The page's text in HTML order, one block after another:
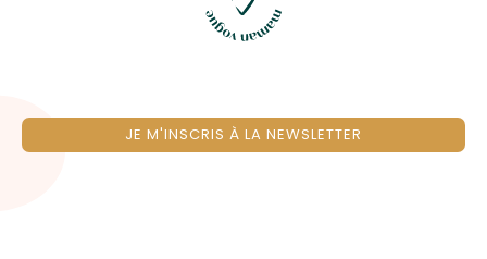
JE M'INSCRIS À LA NEWSLETTER